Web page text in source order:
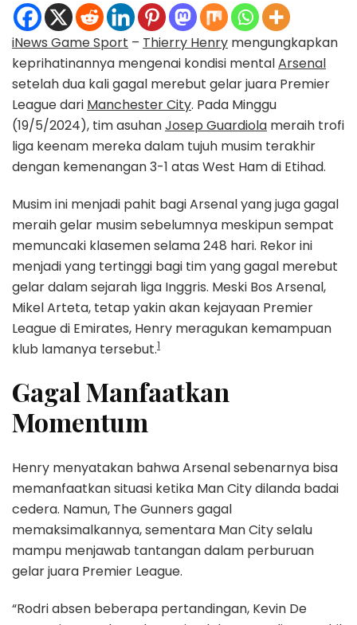
iNews Game Sport – Thierry Henry mengungkapkan
keprihatinannya mengenai kondisi mentalArsenal
setelah dua kali gagal merebut gelar juara Premier
League dari Manchester City. Pada Minggu
(19/5/2024), tim asuhanJosep Guardiola meraih trofi
liga keenam mereka dalam tujuh musim terakhir
dengan kemenangan 3-1 atas West Ham di Etihad.
Musim ini menjadi pahit bagi Arsenal yang juga gagal
meraih gelar musim sebelumnya meskipun sempat
memuncaki klasemen selama 248 hari. Rekor ini
menjadi yang tertinggi bagi tim yang gagal merebut
gelar dalam sejarah liga Inggris. Meski Bos Arsenal,
Mikel Arteta, tetap yakin akan kejayaan Premier
League di Emirates, Henry meragukan kemampuan
klub lamanya tersebut.1
Gagal Manfaatkan
Momentum
Henry menyatakan bahwa Arsenal sebenarnya bisa
memanfaatkan situasi ketika Man City dilanda badai
cedera. Namun, The Gunners gagal
memaksimalkannya, sementara Man City selalu
mampu menjawab tantangan dalam perburuan
gelar juara Premier League.
“Rodri absen beberapa pertandingan, Kevin De